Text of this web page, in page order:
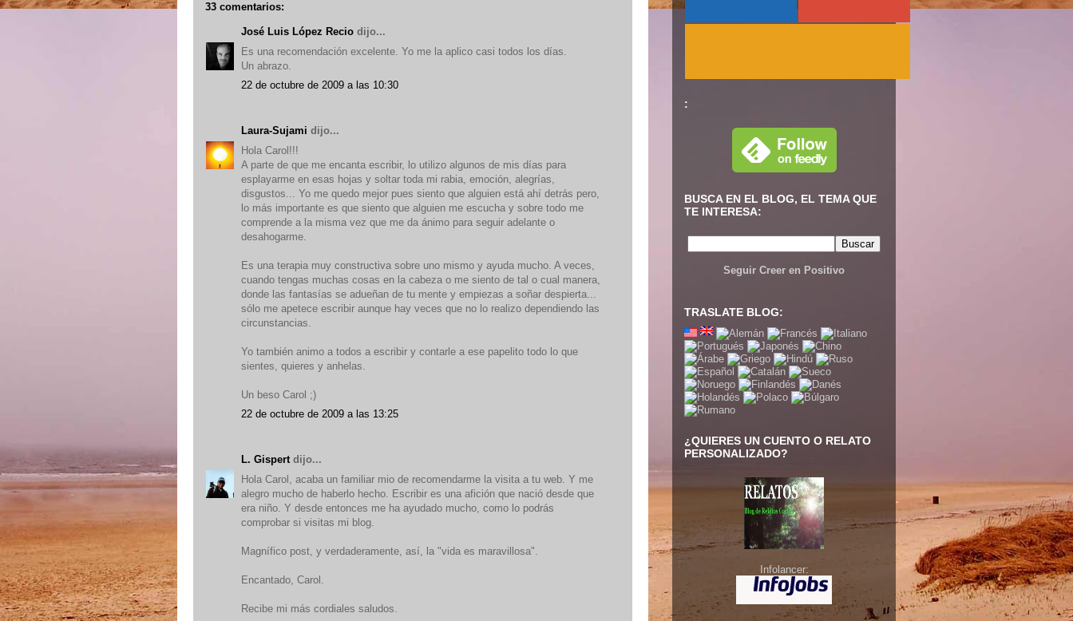
33 comentarios:
José Luis López Recio dijo...
Es una recomendación excelente. Yo me la aplico casi todos los días.
Un abrazo.
22 de octubre de 2009 a las 10:30
Laura-Sujami dijo...
Hola Carol!!!
A parte de que me encanta escribir, lo utilizo algunos de mis días para
esplayarme en esas hojas y soltar toda mi rabia, emoción, alegrías,
disgustos... Yo me quedo mejor pues siento que alguien está ahí detrás pero,
lo más importante es que siento que alguien me escucha y sobre todo me
comprende a la misma vez que me da ánimo para seguir adelante o
desahogarme.
Es una terapia muy constructiva sobre uno mismo y ayuda mucho. A veces,
cuando tengas muchas cosas en la cabeza o me siento de tal o cual manera,
donde las fantasías se adueñan de tu mente y empiezas a soñar despierta...
sólo me apetece escribir aunque hay veces que no lo realizo dependiendo las
circunstancias.
Yo también animo a todos a escribir y contarle a ese papelito todo lo que
sientes, quieres y anhelas.
Un beso Carol ;)
22 de octubre de 2009 a las 13:25
L. Gispertdijo...
Hola Carol, acaba un familiar mio de recomendarme la visita a tu web. Y me
alegro mucho de haberlo hecho. Escribir es una afición que nació desde que
era niño. Y desde entonces me ha ayudado mucho, como lo podrás
comprobar si visitas mi blog.
Magnífico post, y verdaderamente, así, la "vida es maravillosa".
Encantado, Carol.
Recibe mi más cordiales saludos.
:
BUSCA EN EL BLOG, EL TEMA QUE
TE INTERESA:
Seguir Creer en Positivo
TRASLATE BLOG:
¿QUIERES UN CUENTO O RELATO
PERSONALIZADO?
Infolancer: